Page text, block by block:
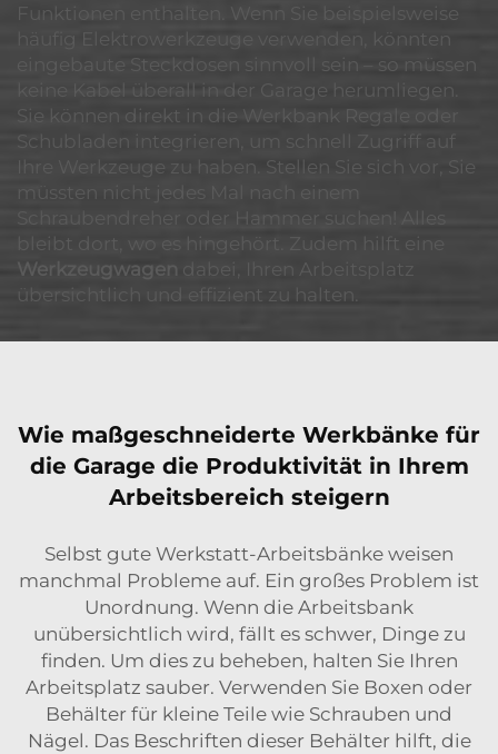
Funktionen enthalten. Wenn Sie beispielsweise
häufig Elektrowerkzeuge verwenden, könnten
eingebaute Steckdosen sinnvoll sein – so müssen
keine Kabel überall in der Garage herumliegen.
Sie können direkt in die Werkbank Regale oder
Schubladen integrieren, um schnell Zugriff auf
Ihre Werkzeuge zu haben. Stellen Sie sich vor, Sie
müssten nicht jedes Mal nach einem
Schraubendreher oder Hammer suchen! Alles
bleibt dort, wo es hingehört. Zudem hilft eine
Werkzeugwagen dabei, Ihren Arbeitsplatz
übersichtlich und effizient zu halten.
Wie maßgeschneiderte Werkbänke für
die Garage die Produktivität in Ihrem
Arbeitsbereich steigern
Selbst gute Werkstatt-Arbeitsbänke weisen
manchmal Probleme auf. Ein großes Problem ist
Unordnung. Wenn die Arbeitsbank
unübersichtlich wird, fällt es schwer, Dinge zu
finden. Um dies zu beheben, halten Sie Ihren
Arbeitsplatz sauber. Verwenden Sie Boxen oder
Behälter für kleine Teile wie Schrauben und
Nägel. Das Beschriften dieser Behälter hilft, die